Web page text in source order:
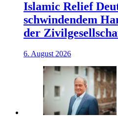
Islamic Relief
schwindendem
der
6. August 2026